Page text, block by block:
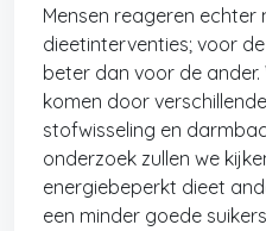
Mensen reageren
dieetinterventies; voor
beter dan voor de
komen door
stofwisseling en
onderzoek zullen we
energiebeperkt dieet
een minder goede